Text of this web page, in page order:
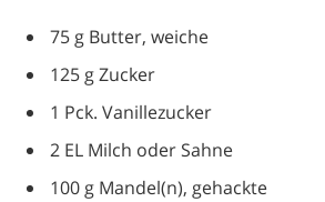
75 g Butter, weiche
125 g Zucker
1 Pck. Vanillezucker
2 EL Milch oder Sahne
100 g Mandel(n), gehackte